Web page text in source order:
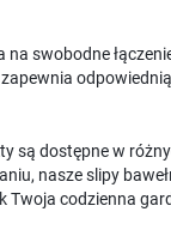
swobodne
są dostępne w
nasze slipy
Twoja codzienna